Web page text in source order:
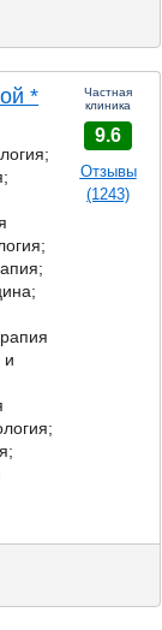
*
и
Частная
клиника
9.6
Отзывы
(1243)